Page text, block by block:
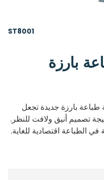
ST8001
بارزة
بارزة جديدة تجعل
تصميم أنيق ولافت للنظر.
الطباعة اقتصادية للغاية.